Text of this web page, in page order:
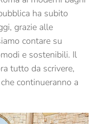
ha subito
grazie alle
contare su
e sostenibili. Il
tutto da scrivere,
continueranno a